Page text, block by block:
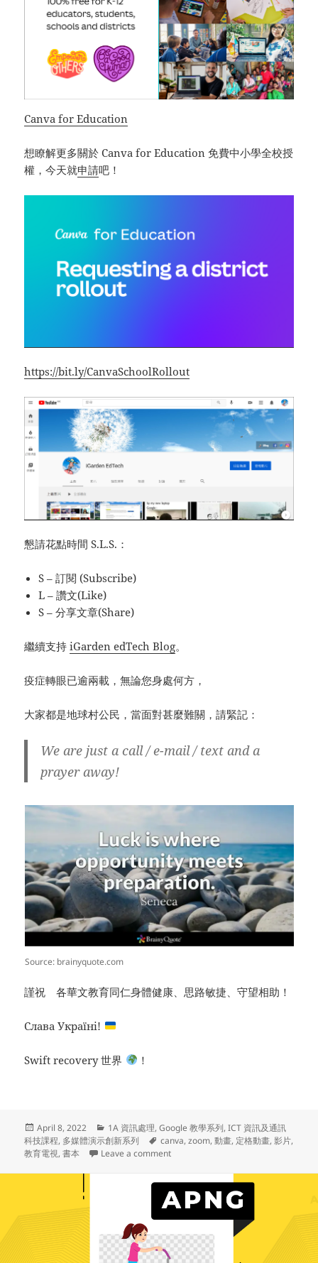
Canva for Education
想瞭解更多關於 Canva for Education 免費中小學全校授
權，今天就申請吧！
https://bit.ly/CanvaSchoolRollout
懇請花點時間 S.L.S.：
S – 訂閱 (Subscribe)
L – 讚文(Like)
S – 分享文章(Share)
繼續支持iGarden edTech Blog。
疫症轉眼已逾兩載，無論您身處何方，
大家都是地球村公民，當面對甚麼難關，請緊記：
We are just a call / e-mail / text and a
prayer away!
Source: brainyquote.com
謹祝 各華文教育同仁身體健康、思路敏捷、守望相助！
Слава Україні!
Swift recovery 世界 ！
Posted
on
April 8, 2022 Categories
1A 資訊處理,Google 教學系列,ICT 資訊及通訊
科技課程, 多媒體演示創新系列 Tags
canva,zoom,動畫, 定格動畫,影片,
教育電視,書本 Leave a commenton 多媒體演示創新系列(28) – [您知